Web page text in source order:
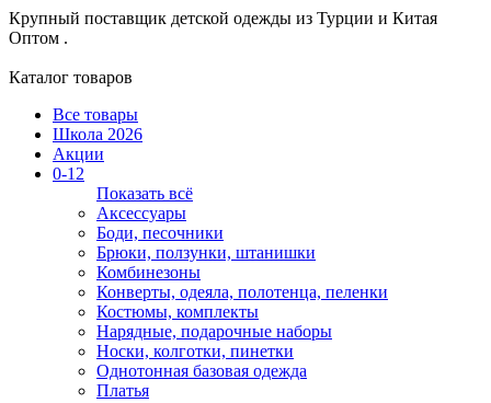
Крупный поставщик детской одежды из Турции и Китая
Оптом .
Каталог товаров
Все товары
Школа 2026
Акции
0-12
Показать всё
Аксессуары
Боди, песочники
Брюки, ползунки, штанишки
Комбинезоны
Конверты, одеяла, полотенца, пеленки
Костюмы, комплекты
Нарядные, подарочные наборы
Носки, колготки, пинетки
Однотонная базовая одежда
Платья